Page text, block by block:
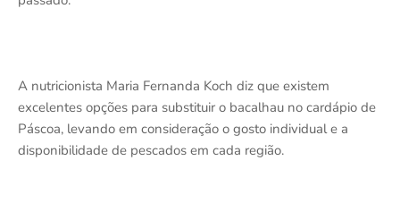
A nutricionista Maria Fernanda Koch diz que existem
excelentes opções para substituir o bacalhau no cardápio de
Páscoa, levando em consideração o gosto individual e a
disponibilidade de pescados em cada região.